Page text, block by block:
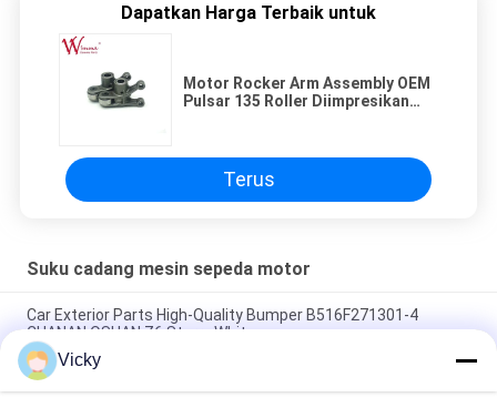
Dapatkan Harga Terbaik untuk
Motor Rocker Arm Assembly OEM
Pulsar 135 Roller Diimpresikan
Terus
Suku cadang mesin sepeda motor
Car Exterior Parts High-Quality Bumper B516F271301-4
CHANAN OSHAN​ Z6 Starry White
Motor starter Honda EX5 Mesin Sepeda Motor suku cadang
Grosir Murah Dengan Kinerja Tinggi
Vicky